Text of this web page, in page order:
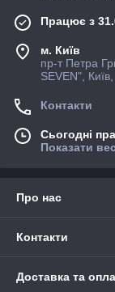
Працює з
м. Київ
пр-т Петра
SEVEN",
Контакти
Сьогодні
Показати
Про нас
Контакти
Доставка та